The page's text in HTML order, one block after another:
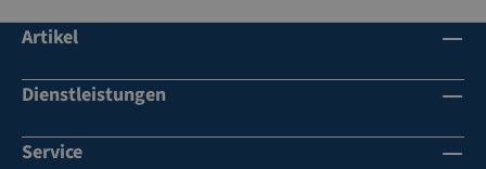
Artikel
Dienstleistungen
Service